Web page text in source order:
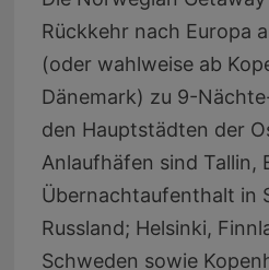
Rückkehr nach Europa
(oder wahlweise ab
Dänemark) zu 9-
den Hauptstädten der
Anlaufhäfen sind Tallin,
Übernachtaufenthalt in
Russland; Helsinki,
Schweden sowie